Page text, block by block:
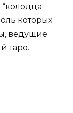
которых
ведущие
таро.